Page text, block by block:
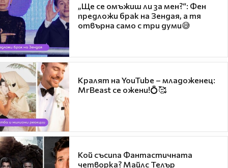
„Ще се омъжиш ли за мен?“: Фен
предложи брак на Зендая, а тя
отвърна само с три думи😅
Кралят на YouTube – младоженец:
MrBeast се ожени!💍🥰
Кой съсипа Фантастичната
четворка? Майлс Телър